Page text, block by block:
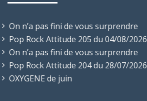
On n’a pas fini de vous surprendre
Pop Rock Attitude 205 du 04/08/2026
On n’a pas fini de vous surprendre
Pop Rock Attitude 204 du 28/07/2026
OXYGENE de juin